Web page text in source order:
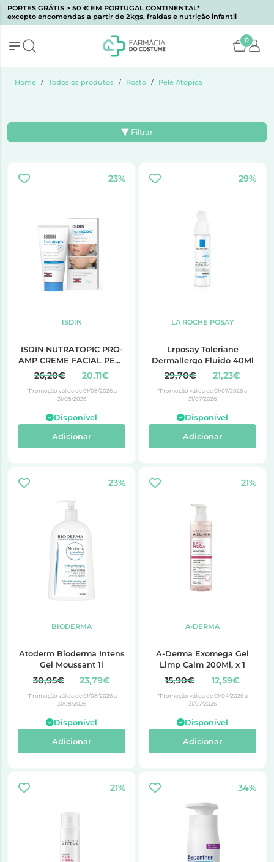
PORTES GRÁTIS > 50 € EM PORTUGAL CONTINENTAL*
excepto encomendas a partir de 2kgs, fraldas e nutrição infantil
0
Home Todos os produtos Rosto Pele Atópica
Filtrar
23%
ISDIN
ISDIN NUTRATOPIC PRO-
AMP CREME FACIAL PELE
ATÓPICA 50ML
26,20€ 20,11€
*Promoção válida de 01/08/2026 a
31/08/2026
Disponível
Adicionar
29%
LA ROCHE POSAY
Lrposay Toleriane
Dermallergo Fluido 40Ml
29,70€ 21,23€
*Promoção válida de 01/07/2026 a
31/07/2026
Disponível
Adicionar
23%
BIODERMA
Atoderm Bioderma Intens
Gel Moussant 1l
30,95€ 23,79€
*Promoção válida de 01/08/2026 a
31/08/2026
Disponível
Adicionar
21%
A-DERMA
A-Derma Exomega Gel
Limp Calm 200Ml, x 1
15,90€ 12,59€
*Promoção válida de 01/04/2026 a
31/07/2026
Disponível
Adicionar
21% 34%